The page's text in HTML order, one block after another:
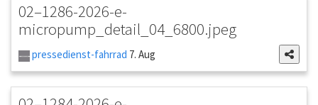
02–1286-2026-e-
micropump_detail_04_6800.jpeg
pressedienst-fahrrad 7. Aug